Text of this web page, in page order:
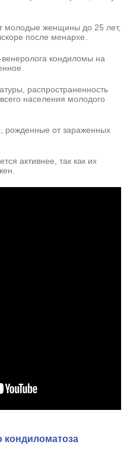
молодые женщины до 25 лет,
после менархе.
кондиломы на
распространенность
населения молодого
рожденные от зараженных
активнее, так как их
кондиломатоза